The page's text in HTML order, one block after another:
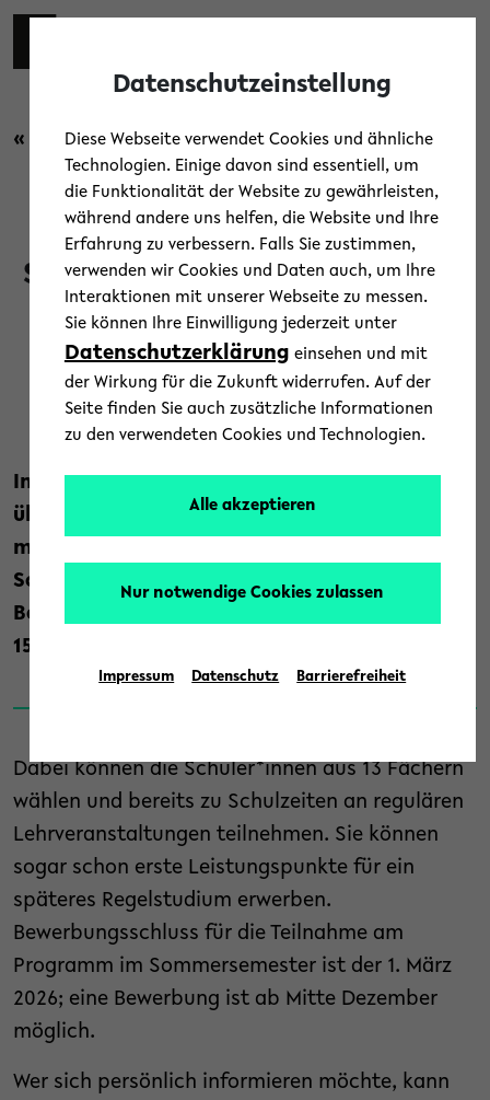
Skip to main content
« Zurück zur Übersicht
Campus Studium und Lehre
Studieren ab 15 – Bewerbungen
starten demnächst
25. November 2025
Text: Universität Bielefeld
Im Sommersemester 2026 können
überdurchschnittlich leistungsstarke und
motivierte Schüler*innen wieder am
Schüler*innen-Studium und
Begabtenförderungsprogramm „Studieren ab
15“ an der Universität Bielefeld teilnehmen.
Dabei können die Schüler*innen aus 13 Fächern
wählen und bereits zu Schulzeiten an regulären
Lehrveranstaltungen teilnehmen. Sie können
sogar schon erste Leistungspunkte für ein
späteres Regelstudium erwerben.
Bewerbungsschluss für die Teilnahme am
Programm im Sommersemester ist der 1. März
2026; eine Bewerbung ist ab Mitte Dezember
möglich.
Wer sich persönlich informieren möchte, kann
Datenschutzeinstellung
Diese Webseite verwendet Cookies und ähnliche
Technologien. Einige davon sind essentiell, um
die Funktionalität der Website zu gewährleisten,
während andere uns helfen, die Website und Ihre
Erfahrung zu verbessern. Falls Sie zustimmen,
verwenden wir Cookies und Daten auch, um Ihre
Interaktionen mit unserer Webseite zu messen.
Sie können Ihre Einwilligung jederzeit unter
Datenschutzerklärung einsehen und mit
der Wirkung für die Zukunft widerrufen. Auf der
Seite finden Sie auch zusätzliche Informationen
zu den verwendeten Cookies und Technologien.
Alle akzeptieren
Nur notwendige Cookies zulassen
Impressum Datenschutz Barrierefreiheit